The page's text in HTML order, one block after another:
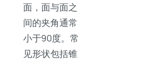
面，面与面之
间的夹角通常
小于90度。常
见形状包括锥